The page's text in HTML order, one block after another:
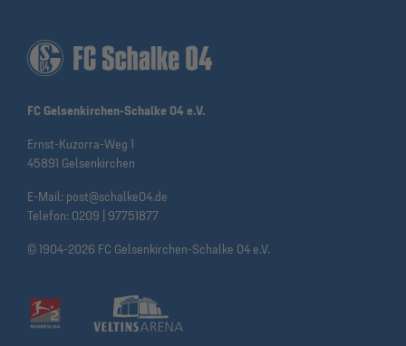
FC Gelsenkirchen-Schalke 04 e.V.
Ernst-Kuzorra-Weg 1
45891 Gelsenkirchen
E-Mail: post@schalke04.de
Telefon: 0209 | 97751877
© 1904-2026 FC Gelsenkirchen-Schalke 04 e.V.